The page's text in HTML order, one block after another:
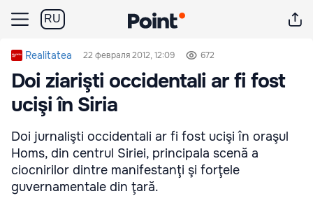
RU
Realitatea 22 февраля 2012, 12:09 672
Doi ziarişti occidentali ar fi fost
ucişi în Siria
Doi jurnalişti occidentali ar fi fost ucişi în oraşul
Homs, din centrul Siriei, principala scenă a
ciocnirilor dintre manifestanţi şi forţele
guvernamentale din ţară.